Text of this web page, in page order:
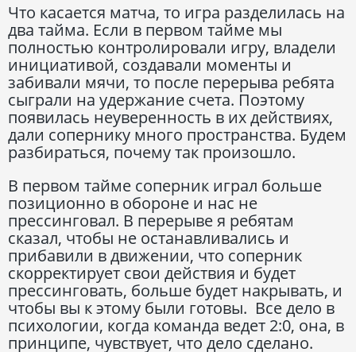
Что касается матча, то игра разделилась на
два тайма. Если в первом тайме мы
полностью контролировали игру, владели
инициативой, создавали моменты и
забивали мячи, то после перерыва ребята
сыграли на удержание счета. Поэтому
появилась неуверенность в их действиях,
дали сопернику много пространства. Будем
разбираться, почему так произошло.
В первом тайме соперник играл больше
позиционно в обороне и нас не
прессинговал. В перерыве я ребятам
сказал, чтобы не останавливались и
прибавили в движении, что соперник
скорректирует свои действия и будет
прессинговать, больше будет накрывать, и
чтобы вы к этому были готовы. Все дело в
психологии, когда команда ведет 2:0, она, в
принципе, чувствует, что дело сделано.